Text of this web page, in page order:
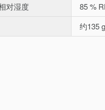
对湿度
85 %
约135